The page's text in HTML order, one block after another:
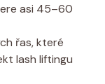
asi 45–60
řas, které
lash liftingu